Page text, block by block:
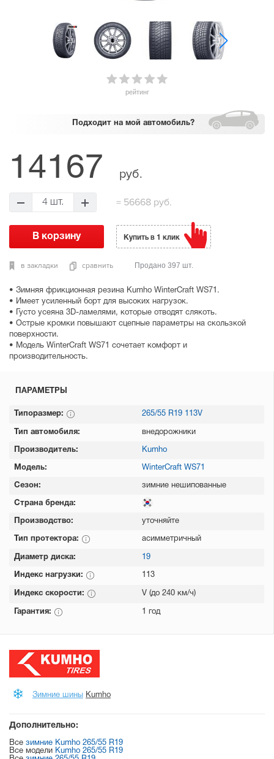
рейтинг
Подходит на мой автомобиль?
• Зимняя фрикционная резина Kumho WinterCraft WS71.
• Имеет усиленный борт для высоких нагрузок.
• Густо усеяна 3D-ламелями, которые отводят слякоть.
• Острые кромки повышают сцепные параметры на скользкой
поверхности.
• Модель WinterCraft WS71 сочетает комфорт и
производительность.
14167 руб.
4 шт. = 56668 руб.
в закладки сравнить
Купить в 1 клик
Продано 397 шт.
ПАРАМЕТРЫ
Типоразмер: 265/55 R19 113V
Тип автомобиля: внедорожники
Производитель: Kumho
Модель: WinterCraft WS71
Сезон: зимние нешипованные
Страна бренда:
Производство: уточняйте
Тип протектора: асимметричный
Диаметр диска: 19
Индекс нагрузки: 113
Индекс скорости: V (до 240 км/ч)
Гарантия: 1 год
Зимние шины Kumho
Дополнительно:
Все зимние Kumho 265/55 R19
Все модели Kumho 265/55 R19